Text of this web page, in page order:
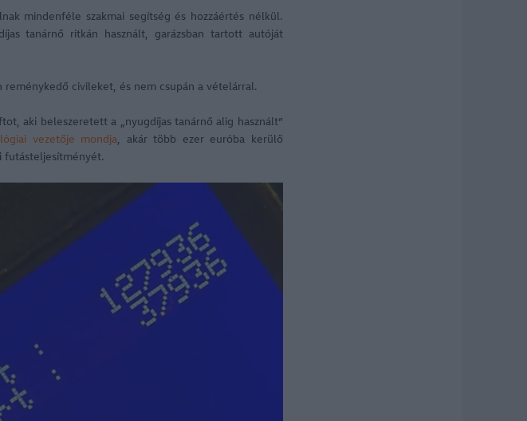
mindenféle szakmai segítség és hozzáértés nélkül.
tanárnő ritkán használt, garázsban tartott autóját
civileket, és nem csupán a vételárral.
aki beleszeretett a „nyugdíjas tanárnő alig használt”
vezetője mondja , akár több ezer euróba kerülő
futásteljesítményét.